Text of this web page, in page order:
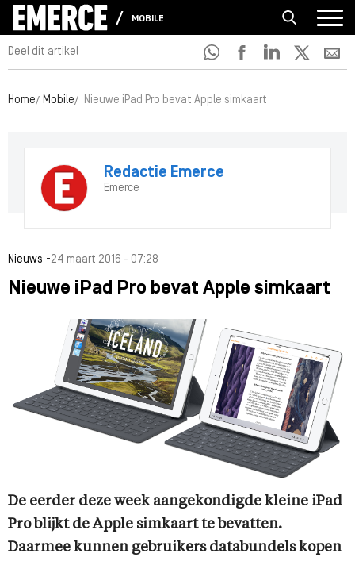
MOBILE
Deel dit artikel
Home Mobile Nieuwe iPad Pro bevat Apple simkaart
Redactie Emerce
Emerce
Nieuws -24 maart 2016 - 07:28
Nieuwe iPad Pro bevat Apple simkaart
De eerder deze week aangekondigde kleine iPad
Pro blijkt de Apple simkaart te bevatten.
Daarmee kunnen gebruikers databundels kopen